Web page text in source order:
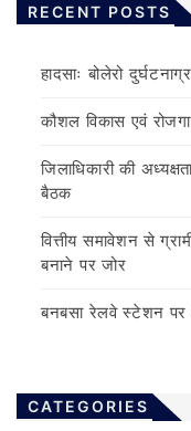
RECENT POSTS
हादसाः बोलेरो
कौशल विकास एवं
जिलाधिकारी की
बैठक
वित्तीय समावेशन से
बनाने पर जोर
बनबसा रेलवे स्टेशन
CATEGORIES